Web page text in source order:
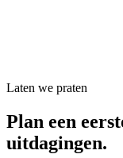
Laten we praten
Plan een
uitdagingen.